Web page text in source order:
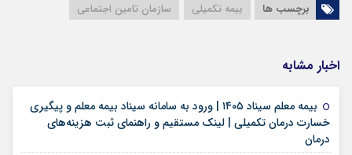
برچسب ها بیمه تکمیلی سازمان تامین اجتماعی
اخبار مشابه
بیمه معلم سیناد ۱۴۰۵ | ورود به سامانه سیناد بیمه معلم و پیگیری
خسارت درمان تکمیلی | لینک مستقیم و راهنمای ثبت هزینه‌های
درمان